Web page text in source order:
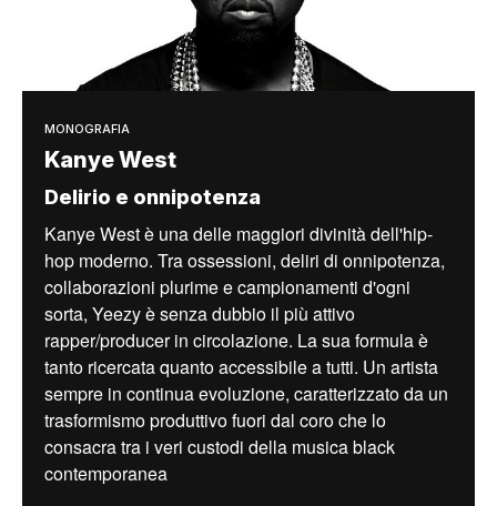
MONOGRAFIA
Kanye West
Delirio e onnipotenza
Kanye West è una delle maggiori divinità dell'hip-
hop moderno. Tra ossessioni, deliri di onnipotenza,
collaborazioni plurime e campionamenti d'ogni
sorta, Yeezy è senza dubbio il più attivo
rapper/producer in circolazione. La sua formula è
tanto ricercata quanto accessibile a tutti. Un artista
sempre in continua evoluzione, caratterizzato da un
trasformismo produttivo fuori dal coro che lo
consacra tra i veri custodi della musica black
contemporanea